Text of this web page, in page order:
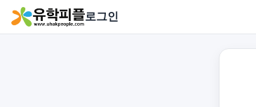
로그인